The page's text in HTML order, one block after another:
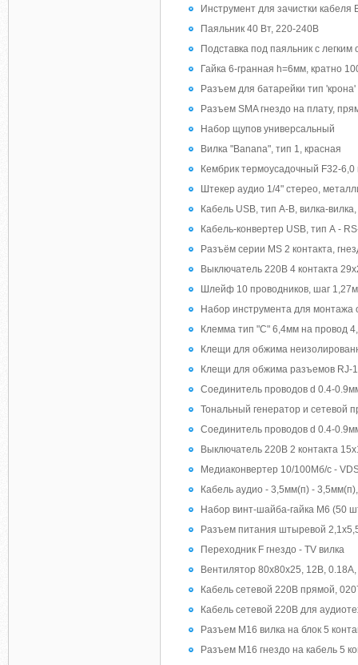
Инструмент для зачистки
Паяльник 40 Вт, 220-240В
Подставка под паяльник с легким
Гайка 6-гранная h=6мм, кратно
Разъем для батарейки тип 'крона'
Разъем SMA гнездо на плату,
Набор щупов универсальный
Вилка "Banana", тип 1, красная
Кембрик термоусадочный F32-6,0
Штекер аудио 1/4" стерео,
Кабель USB, тип А-В, вилка-
Кабель-конвертер USB, тип А -
Разъём серии MS 2 контакта,
Выключатель 220В 4 контакта
Шлейф 10 проводников, шаг
Набор инструмента для монтажа
Клемма тип "C" 6,4мм на провод
Клещи для обжима
Клещи для обжима разъемов RJ-
Соединитель проводов d 0.4-
Тональный генератор и сетевой
Соединитель проводов d 0.4-
Выключатель 220В 2 контакта
Медиаконвертер 10/100Мб/с -
Кабель аудио - 3,5мм(п) -
Набор винт-шайба-гайка М6 (50
Разъем питания штыревой
Переходник F гнездо - TV вилка
Вентилятор 80х80х25, 12В,
Кабель сетевой 220В прямой,
Кабель сетевой 220В для
Разъем M16 вилка на блок 5
Разъем M16 гнездо на кабель 5